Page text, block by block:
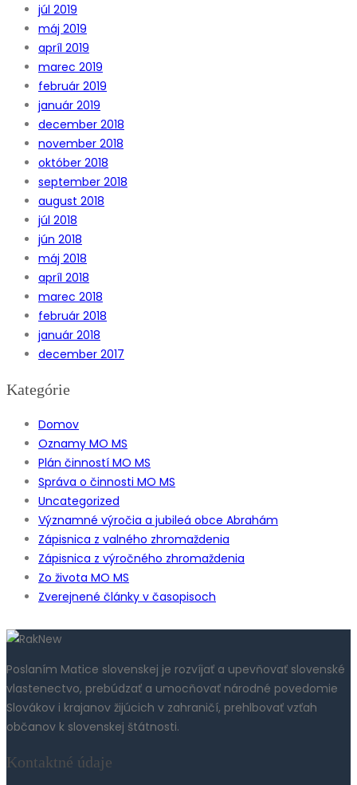
júl 2019
máj 2019
apríl 2019
marec 2019
február 2019
január 2019
december 2018
november 2018
október 2018
september 2018
august 2018
júl 2018
jún 2018
máj 2018
apríl 2018
marec 2018
február 2018
január 2018
december 2017
Kategórie
Domov
Oznamy MO MS
Plán činností MO MS
Správa o činnosti MO MS
Uncategorized
Významné výročia a jubileá obce Abrahám
Zápisnica z valného zhromaždenia
Zápisnica z výročného zhromaždenia
Zo života MO MS
Zverejnené články v časopisoch
Poslaním Matice slovenskej je rozvíjať a upevňovať slovenské
vlastenectvo, prebúdzať a umocňovať národné povedomie
Slovákov i krajanov žijúcich v zahraničí, prehlbovať vzťah
občanov k slovenskej štátnosti.
Kontaktné údaje